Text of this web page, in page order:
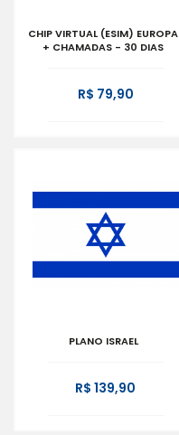
CHIP VIRTUAL (ESIM) EUROPA
+ CHAMADAS - 30 DIAS
R$ 79,90
PLANO ISRAEL
R$ 139,90